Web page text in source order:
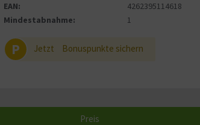
EAN:
4262395114618
Mindestabnahme:
1
P Jetzt Bonuspunkte sichern
Preis